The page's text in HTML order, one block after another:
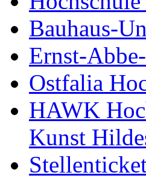
Bauhaus-
Ernst-
Ostfalia
HAWK
Kunst